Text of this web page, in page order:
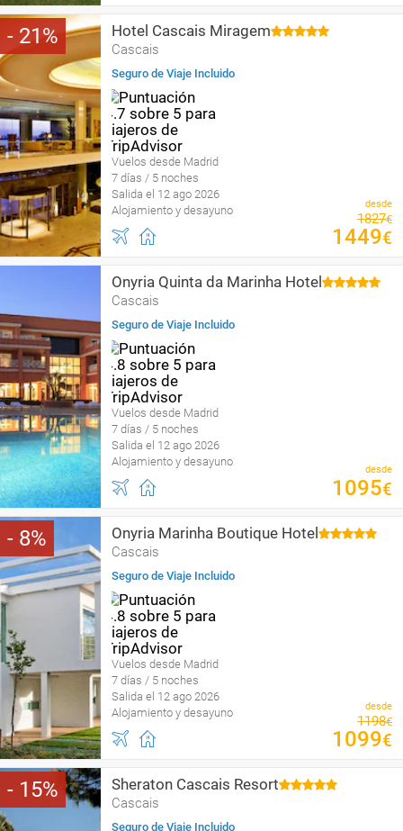
21 Hotel Cascais Miragem
Cascais
Seguro de Viaje Incluido
Vuelos desde Madrid
7 días / 5 noches
Salida el 12 ago 2026
Alojamiento y desayuno
desde
1827€
1449€
Onyria Quinta da Marinha Hotel
Cascais
Seguro de Viaje Incluido
Vuelos desde Madrid
7 días / 5 noches
Salida el 12 ago 2026
Alojamiento y desayuno
desde
1095€
8 Onyria Marinha Boutique Hotel
Cascais
Seguro de Viaje Incluido
Vuelos desde Madrid
7 días / 5 noches
Salida el 12 ago 2026
Alojamiento y desayuno
desde
1198€
1099€
15 Sheraton Cascais Resort
Cascais
Seguro de Viaje Incluido